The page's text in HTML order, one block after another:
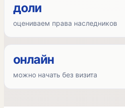
доли
оцениваем права наследников
онлайн
можно начать без визита